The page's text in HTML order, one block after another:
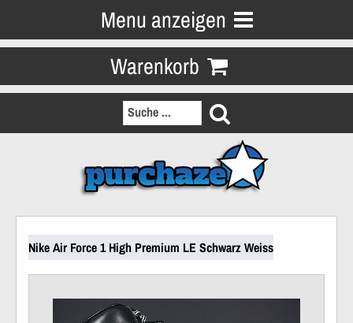
Menu anzeigen
Warenkorb
Nike Air Force 1 High Premium LE Schwarz Weiss